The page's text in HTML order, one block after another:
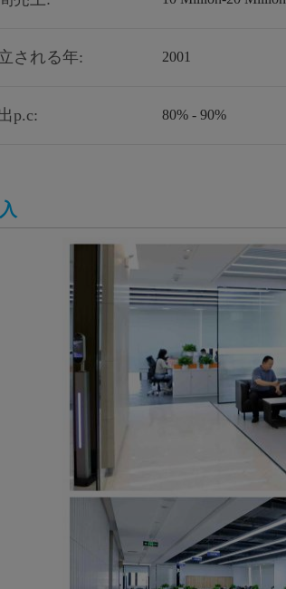
される年: 2001
p.c: 80% - 90%